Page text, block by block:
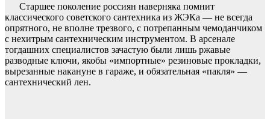
Старшее поколение россиян наверняка помнит
классического советского сантехника из ЖЭКа — не всегда
опрятного, не вполне трезвого, с потрепанным чемоданчиком
с нехитрым сантехническим инструментом. В арсенале
тогдашних специалистов зачастую были лишь ржавые
разводные ключи, якобы «импортные» резиновые прокладки,
вырезанные накануне в гараже, и обязательная «пакля» —
сантехнический лен.